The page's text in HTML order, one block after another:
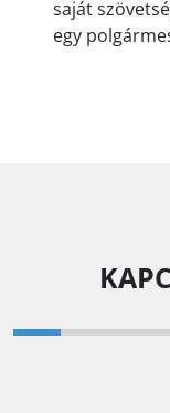
saját
egy